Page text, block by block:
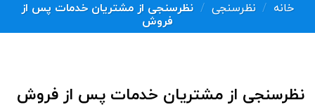
خانه / نظرسنجی / نظرسنجی از مشتریان خدمات پس از
فروش
نظرسنجی از مشتریان خدمات پس از فروش